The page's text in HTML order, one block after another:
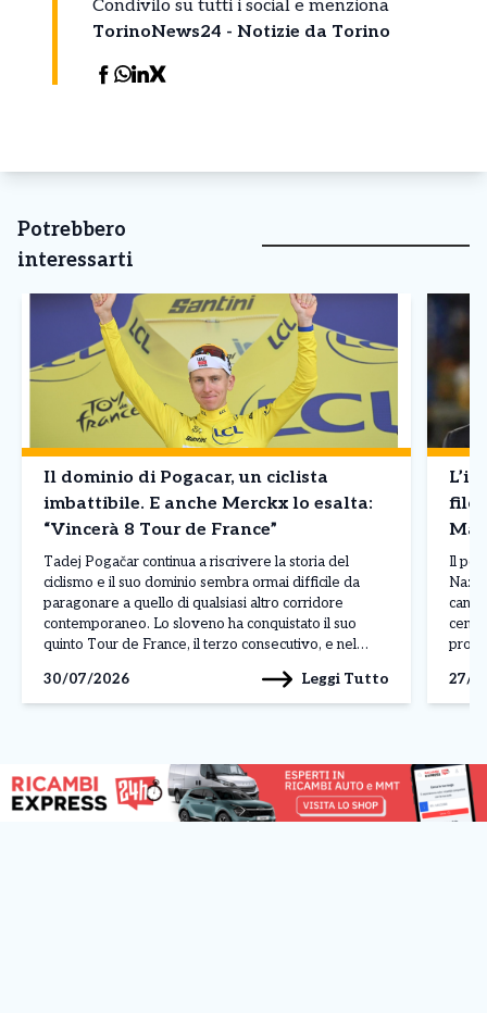
Condivilo su tutti i social e menziona
TorinoNews24 - Notizie da Torino
Potrebbero
interessarti
Il dominio di Pogacar, un ciclista
imbattibile. E anche Merckx lo esalta:
“Vincerà 8 Tour de France”
Tadej Pogačar continua a riscrivere la storia del
ciclismo e il suo dominio sembra ormai difficile da
paragonare a quello di qualsiasi altro corridore
contemporaneo. Lo sloveno ha conquistato il suo
quinto Tour de France, il terzo consecutivo, e nel
dimostrando una superiorità evidente per qualità,
continuità […]
30/07/2026 Leggi Tutto
filo
Il
27/